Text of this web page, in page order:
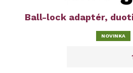
Ball-lock adaptér,
NOVINKA